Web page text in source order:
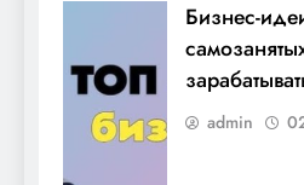
Бизнес-
admin